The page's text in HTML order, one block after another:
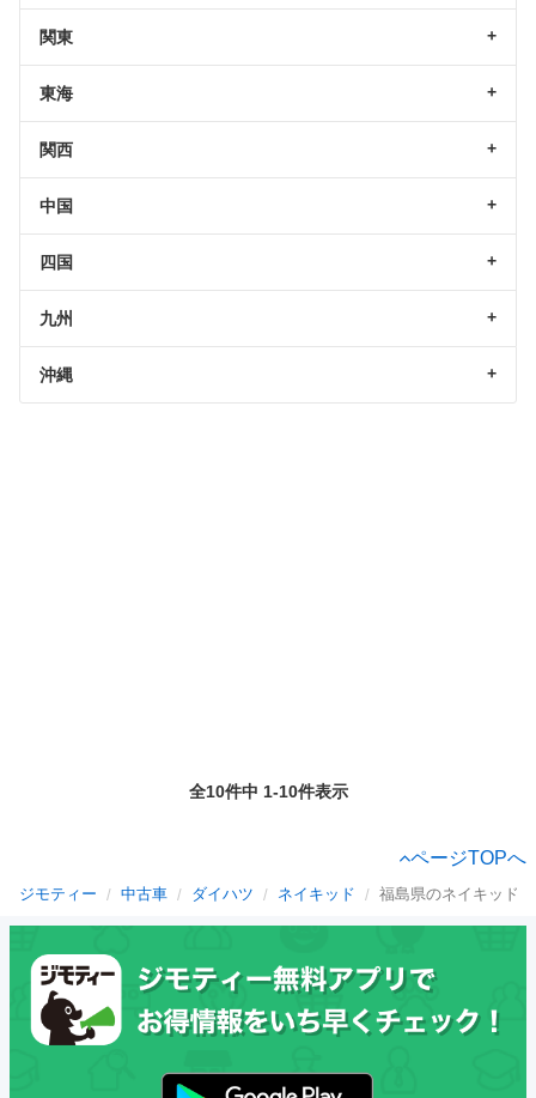
関東
東海
関西
中国
四国
九州
沖縄
全10件中 1-10件表示
ページTOPへ
ジモティー 中古車 ダイハツ ネイキッド 福島県のネイキッド